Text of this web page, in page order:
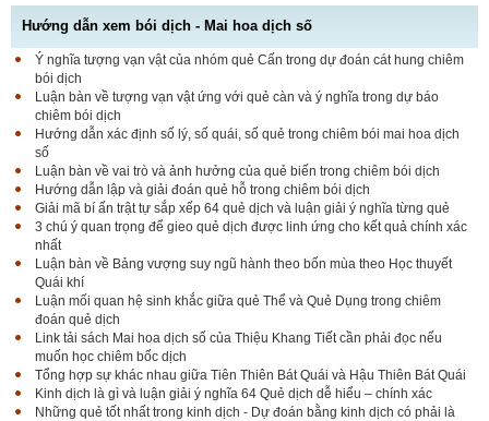
Hướng dẫn xem bói dịch - Mai hoa dịch số
Ý nghĩa tượng vạn vật của nhóm quẻ Cấn trong dự đoán cát hung chiêm
bói dịch
Luận bàn về tượng vạn vật ứng với quẻ càn và ý nghĩa trong dự báo
chiêm bói dịch
Hướng dẫn xác định số lý, số quái, số quẻ trong chiêm bói mai hoa dịch
số
Luận bàn về vai trò và ảnh hưởng của quẻ biến trong chiêm bói dịch
Hướng dẫn lập và giải đoán quẻ hỗ trong chiêm bói dịch
Giải mã bí ấn trật tự sắp xếp 64 quẻ dịch và luận giải ý nghĩa từng quẻ
3 chú ý quan trọng để gieo quẻ dịch được linh ứng cho kết quả chính xác
nhất
Luận bàn về Bảng vượng suy ngũ hành theo bốn mùa theo Học thuyết
Quái khí
Luận mối quan hệ sinh khắc giữa quẻ Thể và Quẻ Dụng trong chiêm
đoán quẻ dịch
Link tải sách Mai hoa dịch số của Thiệu Khang Tiết cần phải đọc nếu
muốn học chiêm bốc dịch
Tổng hợp sự khác nhau giữa Tiên Thiên Bát Quái và Hậu Thiên Bát Quái
Kinh dịch là gì và luận giải ý nghĩa 64 Quẻ dịch dễ hiểu – chính xác
Những quẻ tốt nhất trong kinh dịch - Dự đoán bằng kinh dịch có phải là